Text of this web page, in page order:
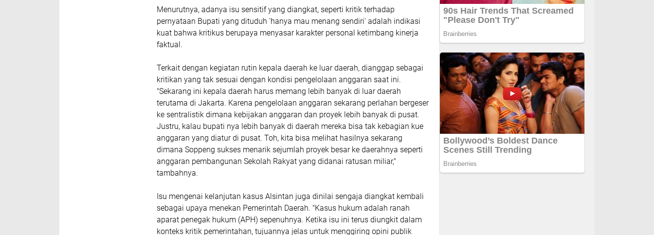
​Menurutnya, adanya isu sensitif yang diangkat, seperti kritik terhadap
pernyataan Bupati yang dituduh 'hanya mau menang sendiri' adalah indikasi
kuat bahwa kritikus berupaya menyasar karakter personal ketimbang kinerja
faktual.
Terkait dengan kegiatan rutin kepala daerah ke luar daerah, dianggap sebagai
kritikan yang tak sesuai dengan kondisi pengelolaan anggaran saat ini.
"Sekarang ini kepala daerah harus memang lebih banyak di luar daerah
terutama di Jakarta. Karena pengelolaan anggaran sekarang perlahan bergeser
ke sentralistik dimana kebijakan anggaran dan proyek lebih banyak di pusat.
Justru, kalau bupati nya lebih banyak di daerah mereka bisa tak kebagian kue
anggaran yang diatur di pusat. Toh, kita bisa melihat hasilnya sekarang
dimana Soppeng sukses menarik sejumlah proyek besar ke daerahnya seperti
anggaran pembangunan Sekolah Rakyat yang didanai ratusan miliar,"
tambahnya.
​Isu mengenai kelanjutan kasus Alsintan juga dinilai sengaja diangkat kembali
sebagai upaya menekan Pemerintah Daerah. ​"Kasus hukum adalah ranah
aparat penegak hukum (APH) sepenuhnya. Ketika isu ini terus diungkit dalam
konteks kritik pemerintahan, tujuannya jelas untuk menggiring opini publik